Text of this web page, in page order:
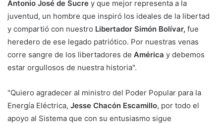
Antonio José de Sucre y que mejor representa a la
juventud, un hombre que inspiró los ideales de la libertad
y compartió con nuestro Libertador Simón Bolívar, fue
heredero de ese legado patriótico. Por nuestras venas
corre sangre de los libertadores de América y debemos
estar orgullosos de nuestra historia".
"Quiero agradecer al ministro del Poder Popular para la
Energía Eléctrica, Jesse Chacón Escamillo, por todo el
apoyo al Sistema que con su entusiasmo sigue